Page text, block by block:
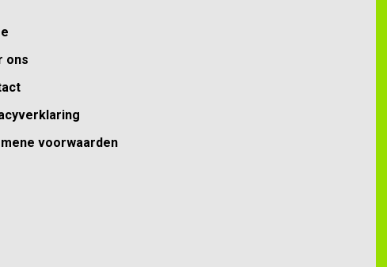
ons
voorwaarden